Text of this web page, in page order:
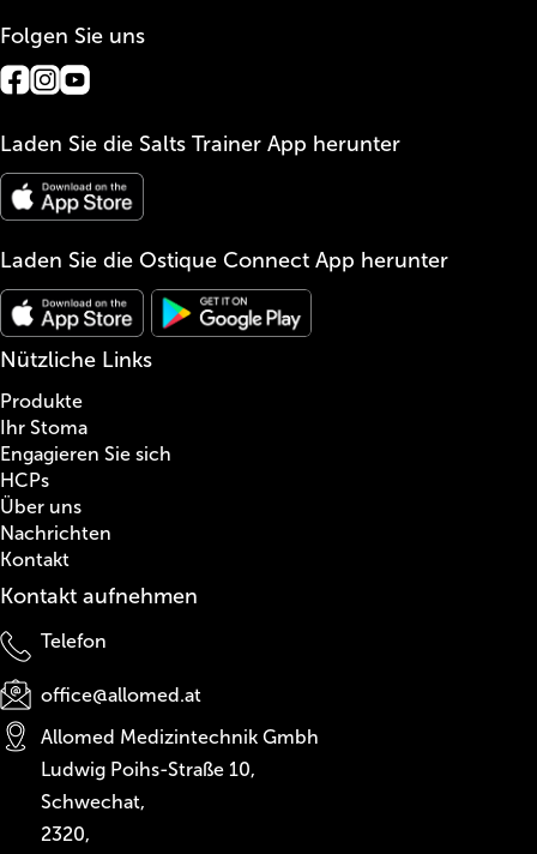
Folgen Sie uns
Laden Sie die Salts Trainer App herunter
Laden Sie die Ostique Connect App herunter
Nützliche Links
Produkte
Ihr Stoma
Engagieren Sie sich
HCPs
Über uns
Nachrichten
Kontakt
Kontakt aufnehmen
Telefon
office@allomed.at
Allomed Medizintechnik Gmbh
Ludwig Poihs-Straße 10,
Schwechat,
2320,